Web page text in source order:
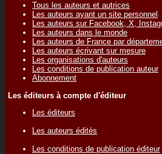
Tous les auteurs et autrices
Les auteurs ayant un site personnel
Les auteurs sur Facebook, X,
Les auteurs dans le monde
Les auteurs de France par
Les auteurs écrivant sur mesure
Les organisations d'auteurs
Les conditions de publication auteur
Abonnement
Les éditeurs à compte d'éditeur
Les éditeurs
Les auteurs édités
Les conditions de publication éditeur